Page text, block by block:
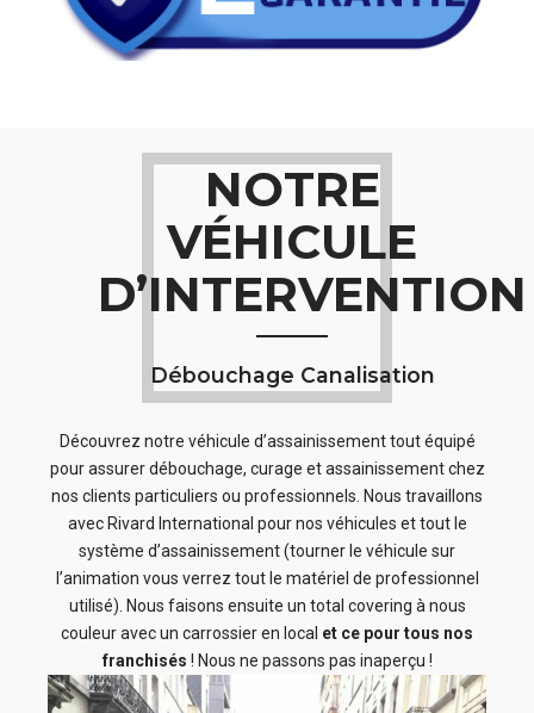
NOTRE
VÉHICULE
D’INTERVENTION
Débouchage Canalisation
Découvrez notre véhicule d’assainissement tout équipé
pour assurer débouchage, curage et assainissement chez
nos clients particuliers ou professionnels. Nous travaillons
avec Rivard International pour nos véhicules et tout le
système d’assainissement (tourner le véhicule sur
l’animation vous verrez tout le matériel de professionnel
utilisé). Nous faisons ensuite un total covering à nous
couleur avec un carrossier en local et ce pour tous nos
franchisés ! Nous ne passons pas inaperçu !